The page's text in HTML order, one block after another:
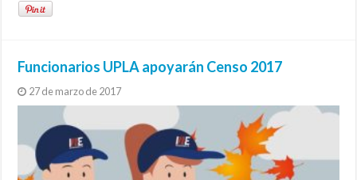
Funcionarios UPLA apoyarán Censo 2017
27 de marzo de 2017